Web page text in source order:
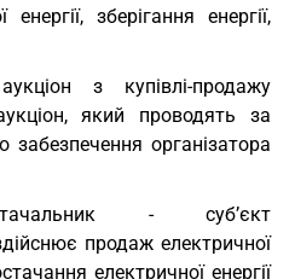
зберігання енергії,
з купівлі-продажу
який проводять за
організатора
- суб’єкт
продаж електричної
електричної енергії